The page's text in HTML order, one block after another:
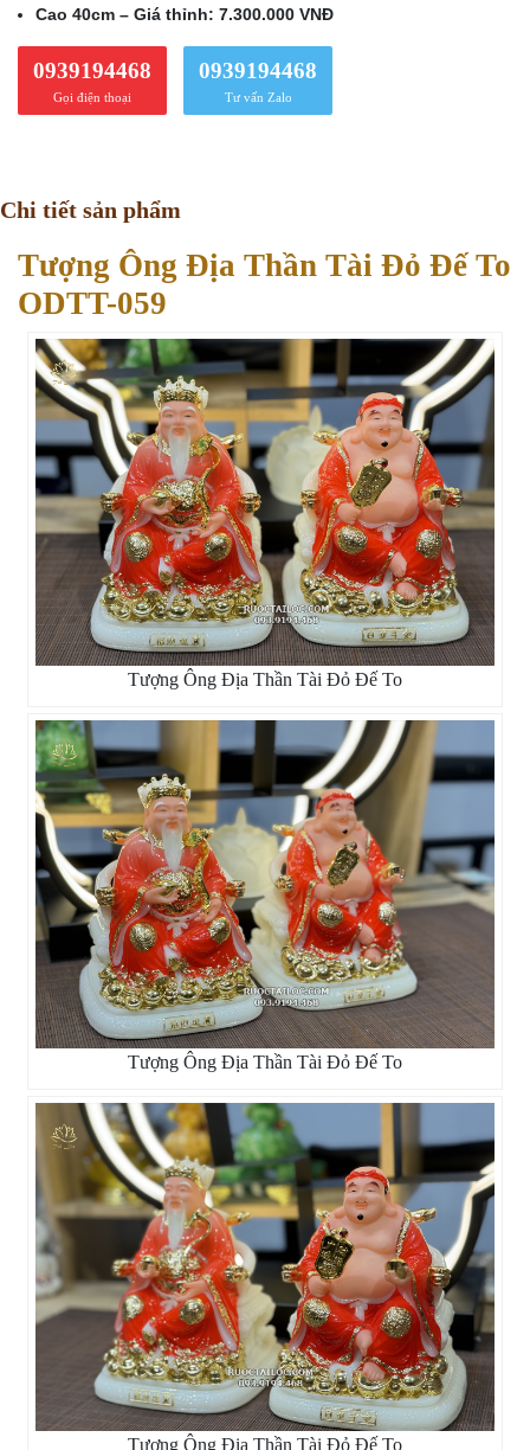
Cao 40cm – Giá thỉnh: 7.300.000 VNĐ
0939194468
Gọi điện thoại
0939194468
Tư vấn Zalo
Chi tiết sản phẩm
Tượng Ông Địa Thần Tài Đỏ Đế To
ODTT-059
Tượng Ông Địa Thần Tài Đỏ Đế To
Tượng Ông Địa Thần Tài Đỏ Đế To
Tượng Ông Địa Thần Tài Đỏ Đế To